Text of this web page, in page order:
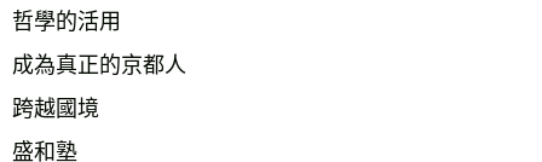
哲學的活用
成為真正的京都人
跨越國境
盛和塾